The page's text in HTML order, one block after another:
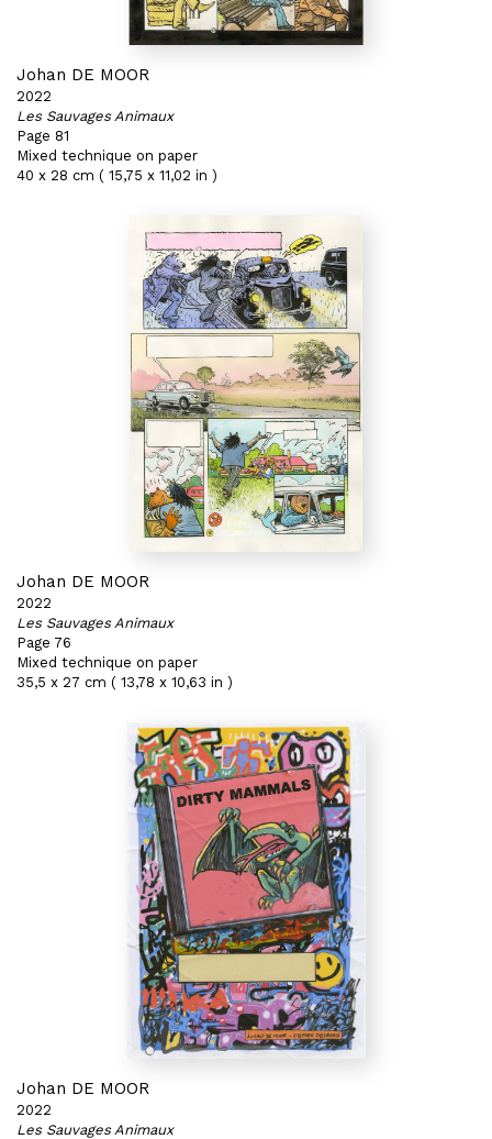
Johan DE MOOR
2022
Les Sauvages Animaux
Page 81
Mixed technique on paper
40 x 28 cm ( 15,75 x 11,02 in )
Johan DE MOOR
2022
Les Sauvages Animaux
Page 76
Mixed technique on paper
35,5 x 27 cm ( 13,78 x 10,63 in )
Johan DE MOOR
2022
Les Sauvages Animaux